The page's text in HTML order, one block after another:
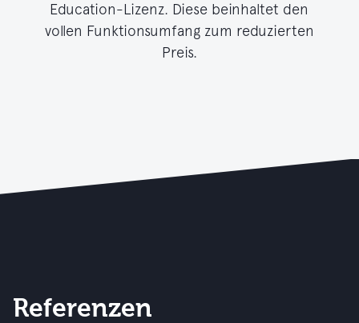
Education-Lizenz. Diese beinhaltet den
vollen Funktionsumfang zum reduzierten
Preis.
Referenzen